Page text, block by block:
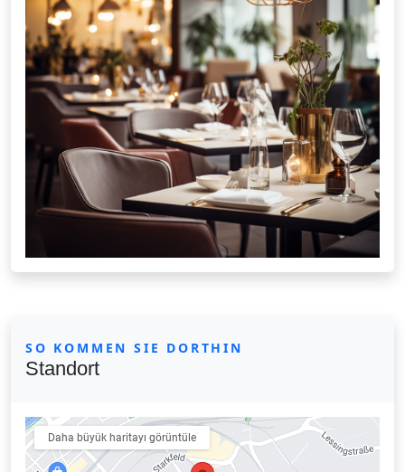
SO KOMMEN SIE DORTHIN
Standort